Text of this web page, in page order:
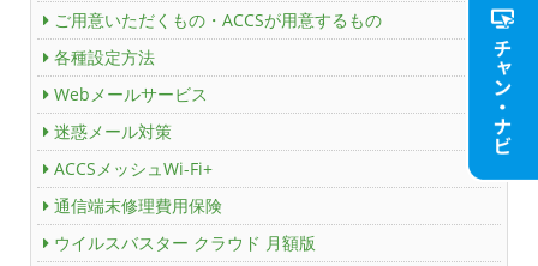
ご用意いただくもの・ACCSが用意するもの
各種設定方法
Webメールサービス
迷惑メール対策
ACCSメッシュWi-Fi+
通信端末修理費用保険
ウイルスバスター クラウド 月額版
つくばもん（地域情報サイト）